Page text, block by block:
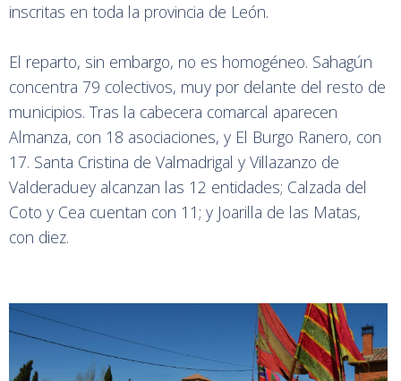
inscritas en toda la provincia de León.
El reparto, sin embargo, no es homogéneo. Sahagún
concentra 79 colectivos, muy por delante del resto de
municipios. Tras la cabecera comarcal aparecen
Almanza, con 18 asociaciones, y El Burgo Ranero, con
17. Santa Cristina de Valmadrigal y Villazanzo de
Valderaduey alcanzan las 12 entidades; Calzada del
Coto y Cea cuentan con 11; y Joarilla de las Matas,
con diez.